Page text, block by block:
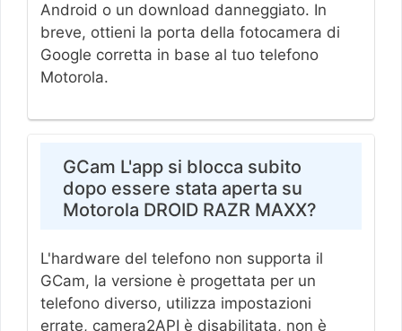
Android o un download danneggiato. In
breve, ottieni la porta della fotocamera di
Google corretta in base al tuo telefono
Motorola.
GCam L'app si blocca subito
dopo essere stata aperta su
Motorola DROID RAZR MAXX?
L'hardware del telefono non supporta il
GCam, la versione è progettata per un
telefono diverso, utilizza impostazioni
errate, camera2API è disabilitata, non è